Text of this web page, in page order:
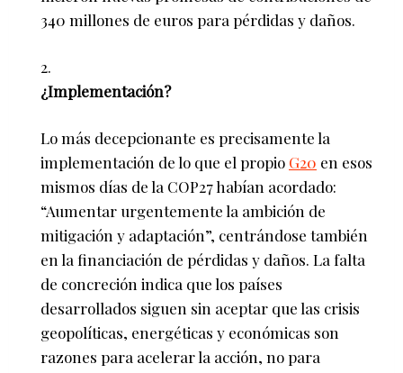
340 millones de euros para pérdidas y daños.
¿Implementación?
Lo más decepcionante es precisamente la
implementación de lo que el propio G20 en esos
mismos días de la COP27 habían acordado:
“Aumentar urgentemente la ambición de
mitigación y adaptación”, centrándose también
en la financiación de pérdidas y daños. La falta
de concreción indica que los países
desarrollados siguen sin aceptar que las crisis
geopolíticas, energéticas y económicas son
razones para acelerar la acción, no para